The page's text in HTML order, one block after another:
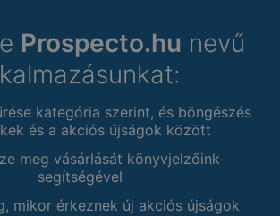
Prospecto.hu nevű
kategória szerint, és böngészés
és a akciós újságok között
meg vásárlását könyvjelzőink
segítségével
mikor érkeznek új akciós újságok